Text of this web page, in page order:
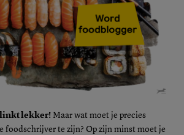
Magazine
Editio Producties
Mijn Editio
lekker! Maar wat moet je precies
foodschrijver te zijn? Op zijn minst moet je